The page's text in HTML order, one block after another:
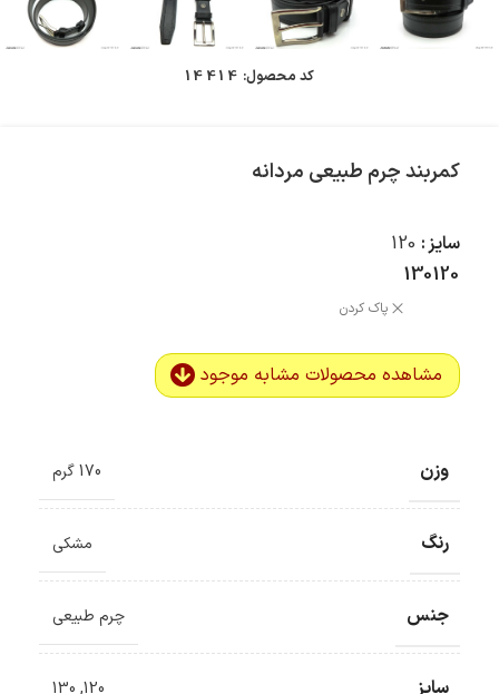
کد محصول: 14414
کمربند چرم طبیعی مردانه
سایز 120
120
130
پاک کردن
مشاهده محصولات مشابه موجود
وزن 170 گرم
رنگ مشکی
جنس چرم طبیعی
سایز 120
,
130